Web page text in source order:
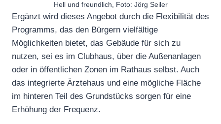
Hell und freundlich, Foto: Jörg Seiler
Ergänzt wird dieses Angebot durch die Flexibilität des
Programms, das den Bürgern vielfältige
Möglichkeiten bietet, das Gebäude für sich zu
nutzen, sei es im Clubhaus, über die Außenanlagen
oder in öffentlichen Zonen im Rathaus selbst. Auch
das integrierte Ärztehaus und eine mögliche Fläche
im hinteren Teil des Grundstücks sorgen für eine
Erhöhung der Frequenz.